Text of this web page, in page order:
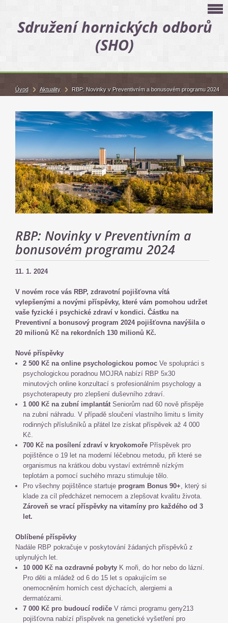
Sdružení hornických odborů
(SHO)
RBP: Novinky v Preventivním a
bonusovém programu 2024
11. 1. 2024
V novém roce vás RBP, zdravotní pojišťovna vítá
vylepšenými a novými příspěvky, které vám pomohou udržet
vaše fyzické i psychické zdraví v kondici. Částku na
Preventivní a bonusový program 2024 pojišťovna navýšila o
20 milionů Kč na rekordních 130 milionů Kč.
Nové příspěvky
2 500 Kč na online psychologickou pomoc Ve spolupráci s
psychologickou poradnou MOJRA nabízí RBP 5x30
minutových online konzultací s profesionálním psychology a
psychoterapeuty pro zlepšení duševního zdraví.
1 000 Kč na zubní implantátSeniorům nad 60 nově přispěje
na zubní náhradu. V případě sloučení vlastního limitu s limity
rodinných příslušníků a přátel lze získat příspěvek až 4 000
Kč.
700 Kč na posílení zdraví v kryokomoře Příspěvek pro
pojištěnce o 19 let na moderní léčebnou metodu, při které se
organismus na krátkou dobu vystaví extrémně nízkým
teplotám a pomocí suchého mrazu stimuluje tělo.
Pro všechny pojištěnce startuje program Bonus 90+, který si
klade za cíl předcházet nemocem a zlepšovat kvalitu života.
Zároveň se vrací příspěvky na vitamíny pro každého od 3
let.
Oblíbené příspěvky
Nadále RBP pokračuje v poskytování žádaných příspěvků z
uplynulých let.
10 000 Kč na ozdravné pobyty K moři, do hor nebo do lázní.
Pro děti a mládež od 6 do 15 let s opakujícím se
onemocněním horních cest dýchacích, alergiemi a
dermatózami.
7 000 Kč pro budoucí rodiče V rámci programu geny213
pojišťovna nabízí příspěvek na genetické vyšetření pro
Úvod Aktuality RBP: Novinky v Preventivním a bonusovém programu 2024